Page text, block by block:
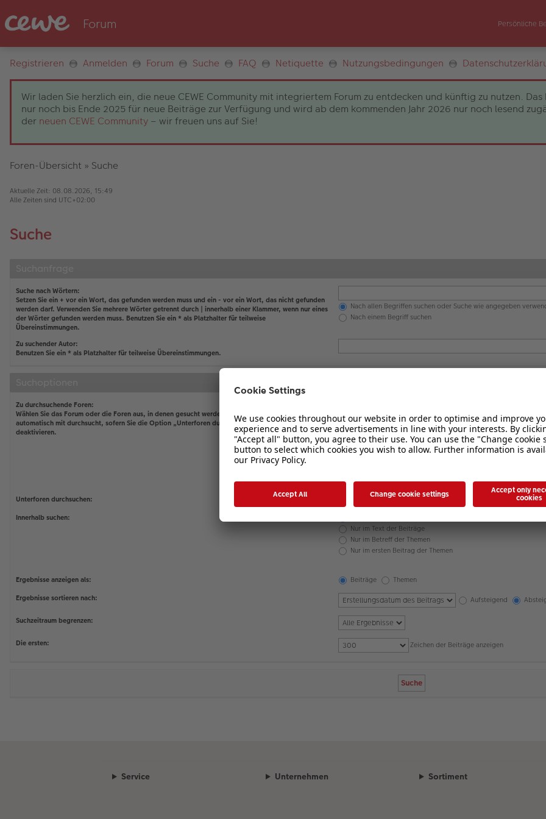
Persönliche
Registrieren Anmelden Forum Suche FAQ Netiquette Nutzungsbedingungen
Wir laden Sie herzlich ein, die neue CEWE Community mit integriertem Forum zu entdecken und künftig zu nutzen.
nur noch bis Ende 2025 für neue Beiträge zur Verfügung und wird ab dem kommenden Jahr 2026 nur noch lesend
der neuen CEWE Community – wir freuen uns auf Sie!
Foren-Übersicht » Suche
Aktuelle Zeit: 08.08.2026, 15:49
Alle Zeiten sind UTC+02:00
Suche
Suche nach Wörtern:
Setzen Sie ein + vor ein Wort, das gefunden werden muss und ein - vor ein Wort, das nicht gefunden
werden darf. Verwenden Sie mehrere Wörter getrennt durch
innerhalb einer Klammer, wenn nur eines
der Wörter gefunden werden muss. Benutzen Sie ein * als Platzhalter für teilweise
Übereinstimmungen.
Nach allen Begriffen suchen oder Suche wie angegeben
Nach einem Begriff suchen
Zu suchender Autor:
Benutzen Sie ein * als Platzhalter für teilweise Übereinstimmungen.
Zu durchsuchende Foren:
Wählen Sie das Forum oder die Foren aus, in denen gesucht werden soll. Unterforen werden
automatisch mit durchsucht, sofern Sie die Option „Unterforen durchsuchen“ unten nicht
deaktivieren.
Unterforen durchsuchen:
Nein
Innerhalb suchen:
Nur im Text der Beiträge
Nur im Betreff der Themen
Nur im ersten Beitrag der Themen
Ergebnisse anzeigen als: Beiträge
Themen
Ergebnisse sortieren nach:
Aufsteigend
Suchzeitraum begrenzen:
Die ersten: Zeichen der Beiträge anzeigen
Service Unternehmen Sortiment